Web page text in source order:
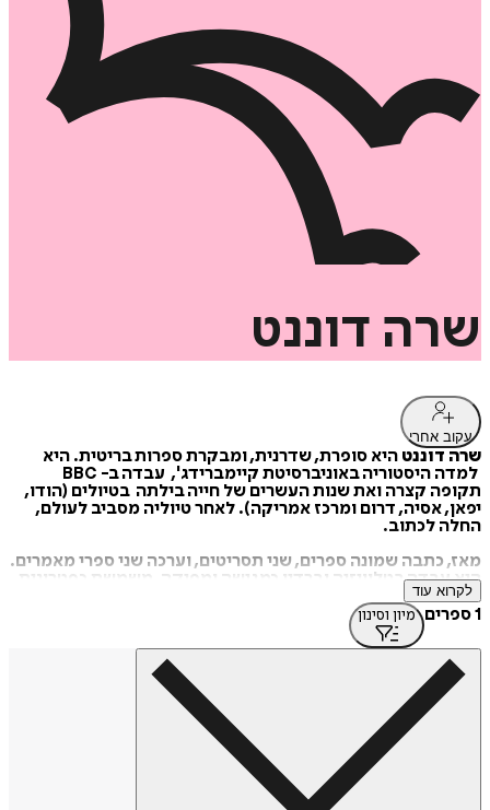
שרה דוננט
עקוב אחרי
שרה דוננט היא סופרת, שדרנית, ומבקרת ספרות בריטית. היא
למדה היסטוריה באוניברסיטת קיימברידג', עבדה ב- BBC
תקופה קצרה ואת שנות העשרים של חייה בילתה בטיולים (הודו,
יפאן, אסיה, דרום ומרכז אמריקה). לאחר טיוליה מסביב לעולם,
החלה לכתוב.
מאז, כתבה שמונה ספרים, שני תסריטים, וערכה שני ספרי מאמרים.
היא עבדה בטלוויזיה וברדיו כמגישה ומפיקה, משמשת כפטרונית
של פרס אוראנג' לספרות נשים, חברה במערכת כתב העת, רויאל
אקדמי, ומשמשת כמבקרת ספרות עבור כמה כתבי עת ועיתונים.
ספרההולדת ונוסשראה אור בעברית הוא הוא רומן היסטורי חושני
הדרמטית ביותר בהיסטורית העיר התוססת והרוויה בתפנוקי
שלטונה של משפחת מדיצ'י.
הקורטיזנה
, מתרחש אף הוא באיטליה, במאה השש-עשרה.
הקורטיזנה פיאמטה ובן לווייתה הגמד בּוּצ'ינו נמלטים מביזת רומא
לאחר שבלעו מלוא הבטן אבני חן, ופונים לעבר ונציה, עיר הרנסנס
הבנויה על מסחר בין המזרח למערב. בתערובת של אומץ
לקרוא עוד
1 ספרים מיון וסינון